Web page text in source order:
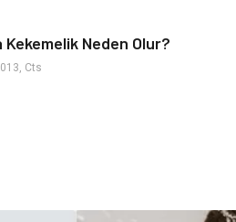
Neden Olur?
Cts